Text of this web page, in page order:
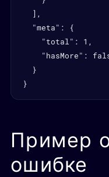
  ],
  "meta": {
    "total": 1,
"hasMore":
  }
}
Пример
ошибке